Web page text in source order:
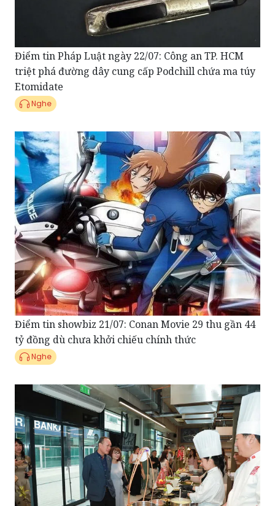
Điểm tin Pháp Luật ngày 22/07: Công an TP. HCM
triệt phá đường dây cung cấp Podchill chứa ma túy
Etomidate
Nghe
Điểm tin showbiz 21/07: Conan Movie 29 thu gần 44
tỷ đồng dù chưa khởi chiếu chính thức
Nghe